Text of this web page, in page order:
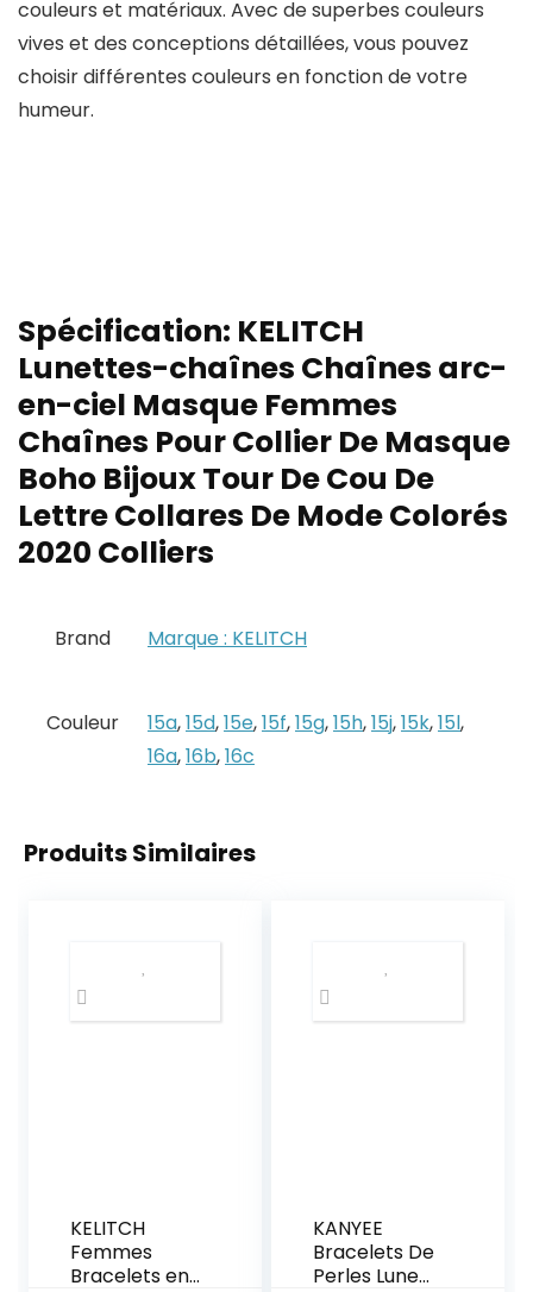
couleurs et matériaux. Avec de superbes couleurs
vives et des conceptions détaillées, vous pouvez
choisir différentes couleurs en fonction de votre
humeur.
Spécification: KELITCH
Lunettes-chaînes Chaînes arc-
en-ciel Masque Femmes
Chaînes Pour Collier De Masque
Boho Bijoux Tour De Cou De
Lettre Collares De Mode Colorés
2020 Colliers
Brand Marque : KELITCH
Couleur 15a,15d,15e,15f,15g,15h,15j,15k,15l,
16a,16b,16c
Produits Similaires
KELITCH
Femmes
Bracelets en
KANYEE
Bracelets De
Perles Lune